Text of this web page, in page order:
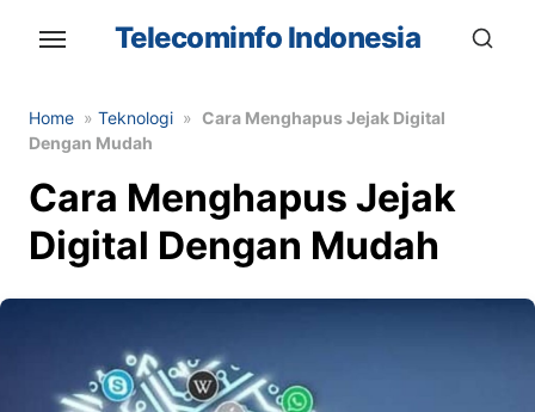
content
Telecominfo Indonesia
Home » Teknologi » Cara Menghapus Jejak Digital
Dengan Mudah
Cara Menghapus Jejak
Digital Dengan Mudah